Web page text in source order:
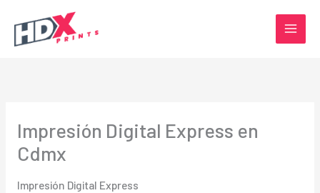
contenido
Impresión Digital Express en
Cdmx
Impresión Digital Express